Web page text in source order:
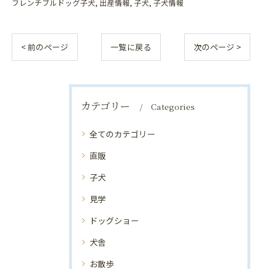
フレンチブルドッグ子犬 出産情報 子犬 子犬情報
< 前のページ 一覧に戻る 次のページ >
カテゴリー Categories
全てのカテゴリー
直販
子犬
見学
ドッグショー
犬舎
お散歩